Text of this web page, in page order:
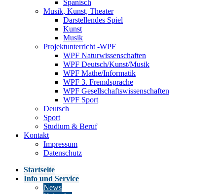
Spanisch
Musik, Kunst, Theater
Darstellendes Spiel
Kunst
Musik
Projektunterricht -WPF
WPF Naturwissenschaften
WPF Deutsch/Kunst/Musik
WPF Mathe/Informatik
WPF 3. Fremdsprache
WPF Gesellschaftswissenschaften
WPF Sport
Deutsch
Sport
Studium & Beruf
Kontakt
Impressum
Datenschutz
Startseite
Info und Service
News